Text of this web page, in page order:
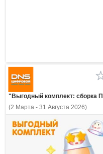
(2 Марта - 31 Августа 2026)